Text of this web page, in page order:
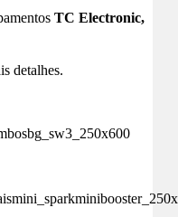
TC Electronic,
detalhes.